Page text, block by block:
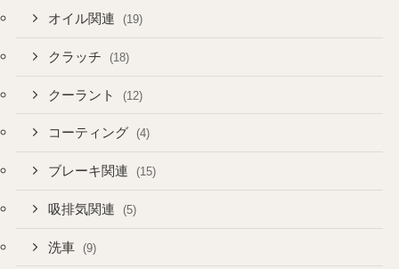
オイル関連 (19)
クラッチ (18)
クーラント (12)
コーティング (4)
ブレーキ関連 (15)
吸排気関連 (5)
洗車 (9)